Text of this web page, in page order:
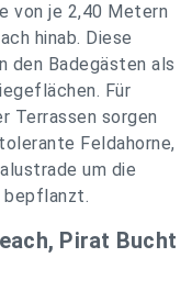
von je 2,40 Metern
hinab. Diese
den Badegästen als
Für
Terrassen sorgen
Feldahorne,
um die
bepflanzt.
Pirat Bucht